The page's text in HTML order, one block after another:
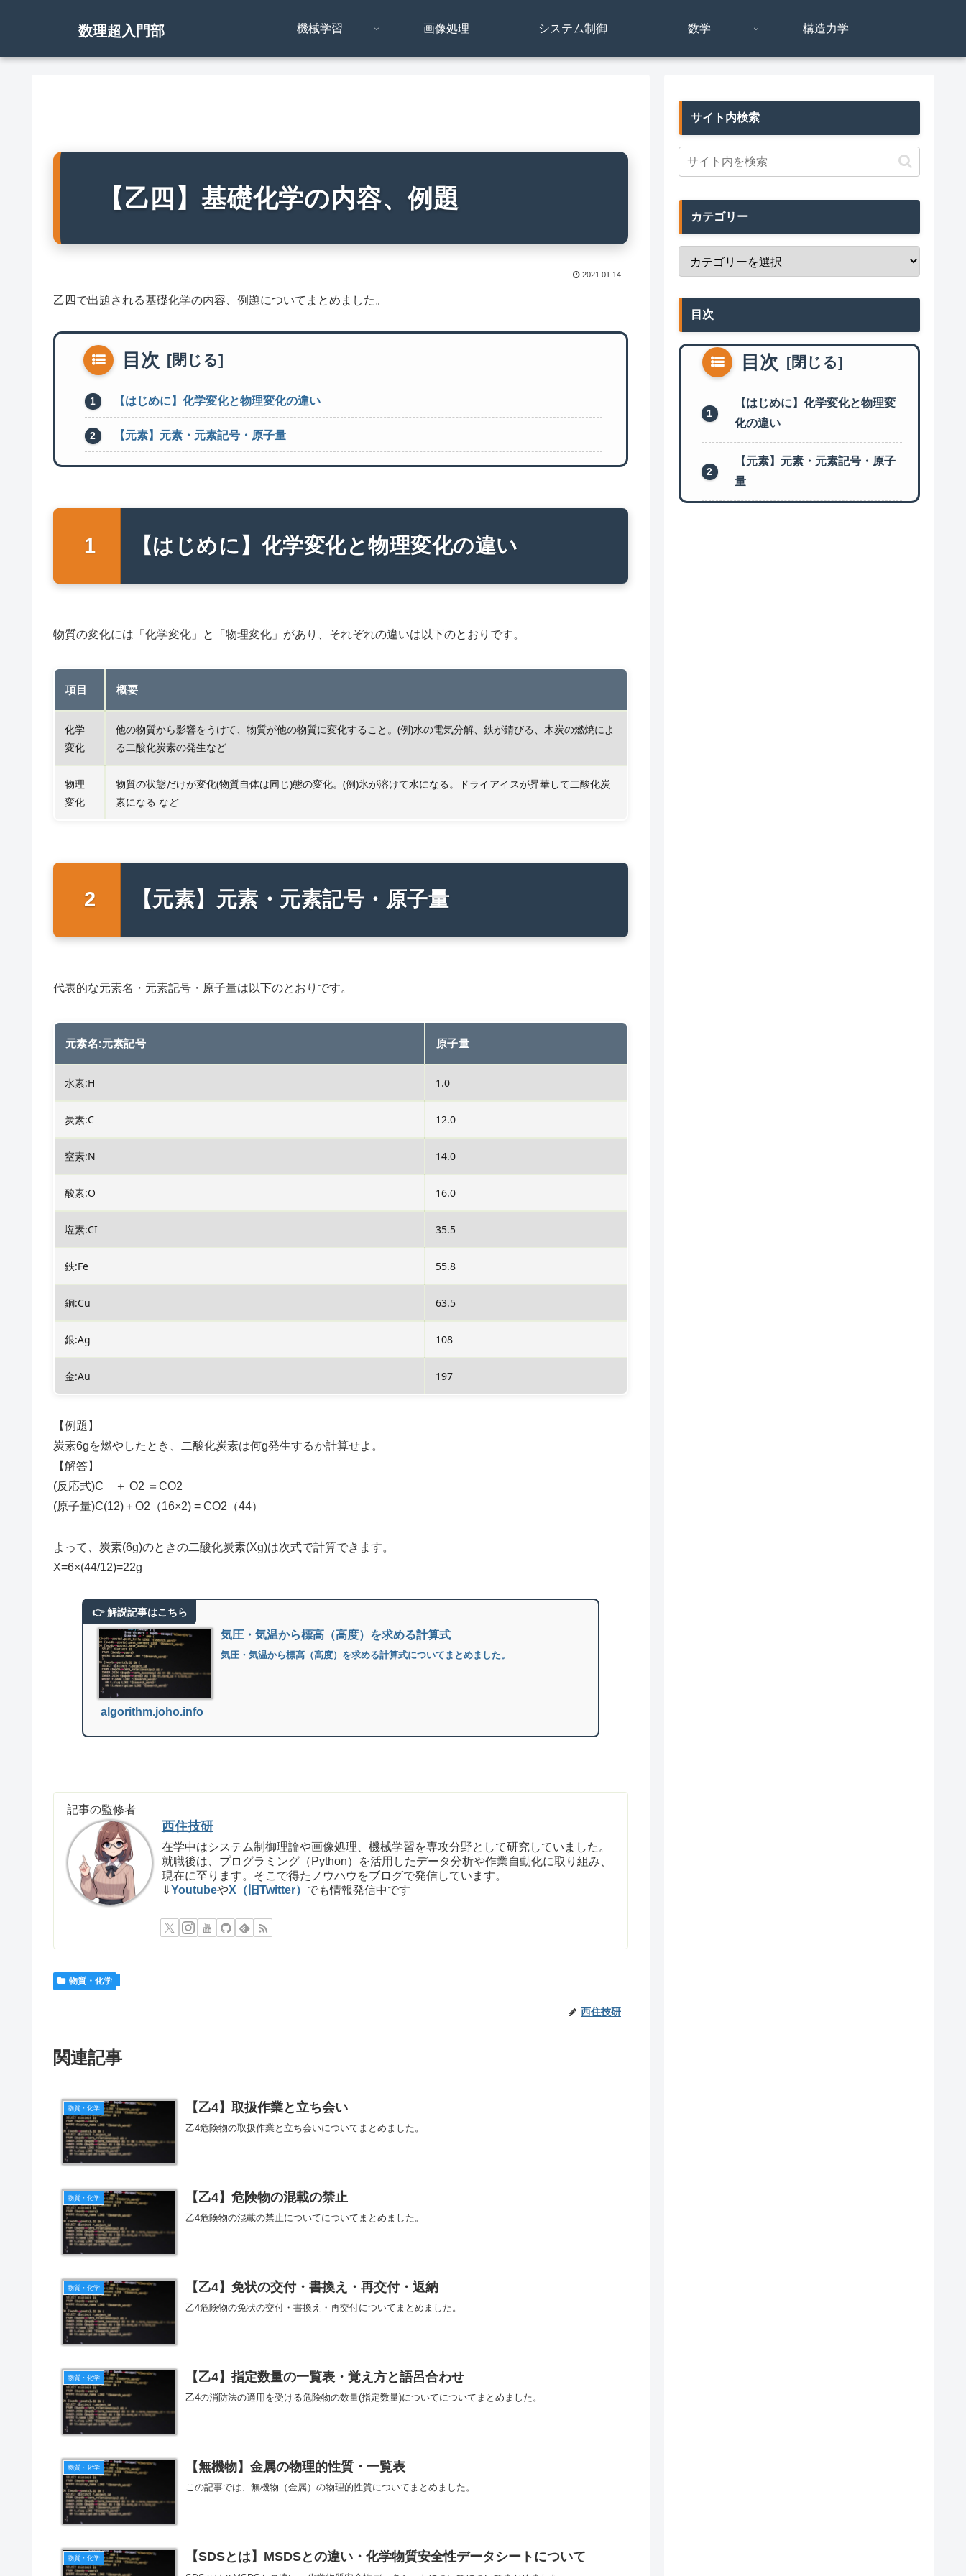
数理超入門部 機械学習 画像処理 システム制御 数学 構造力学
【乙四】基礎化学の内容、例題
2021.01.14
乙四で出題される基礎化学の内容、例題についてまとめました。
目次
【はじめに】化学変化と物理変化の違い
【元素】元素・元素記号・原子量
【はじめに】化学変化と物理変化の違い
物質の変化には「化学変化」と「物理変化」があり、それぞれの違いは以下のとおりです。
項目 概要
化学
変化
他の物質から影響をうけて、物質が他の物質に変化すること。(例)水の電気分解、鉄が錆びる、木炭の燃焼によ
る二酸化炭素の発生など
物理
変化
物質の状態だけが変化(物質自体は同じ)態の変化。(例)氷が溶けて水になる。ドライアイスが昇華して二酸化炭
素になる など
【元素】元素・元素記号・原子量
代表的な元素名・元素記号・原子量は以下のとおりです。
元素名:元素記号 原子量
水素:H 1.0
炭素:C 12.0
窒素:N 14.0
酸素:O 16.0
塩素:CI 35.5
鉄:Fe 55.8
銅:Cu 63.5
銀:Ag 108
金:Au 197
【例題】
炭素6gを燃やしたとき、二酸化炭素は何g発生するか計算せよ。
【解答】
(反応式)C ＋ O2 ＝CO2
(原子量)C(12)＋O2（16×2) = CO2（44）
よって、炭素(6g)のときの二酸化炭素(Xg)は次式で計算できます。
X=6×(44/12)=22g
気圧・気温から標高（高度）を求める計算式
気圧・気温から標高（高度）を求める計算式についてまとめました。
algorithm.joho.info
記事の監修者
西住技研
在学中はシステム制御理論や画像処理、機械学習を専攻分野として研究していました。
就職後は、プログラミング（Python）を活用したデータ分析や作業自動化に取り組み、
現在に至ります。そこで得たノウハウをブログで発信しています。
⇓YoutubeやX（旧Twitter） でも情報発信中です
物質・化学
西住技研
関連記事
物質・化学 【乙4】取扱作業と立ち会い
乙4危険物の取扱作業と立ち会いについてまとめました。
物質・化学 【乙4】危険物の混載の禁止
乙4危険物の混載の禁止についてについてまとめました。
物質・化学 【乙4】免状の交付・書換え・再交付・返納
乙4危険物の免状の交付・書換え・再交付についてまとめました。
物質・化学 【乙4】指定数量の一覧表・覚え方と語呂合わせ
乙4の消防法の適用を受ける危険物の数量(指定数量)についてについてまとめました。
物質・化学 【無機物】金属の物理的性質・一覧表
この記事では、無機物（金属）の物理的性質についてまとめました。
物質・化学 【SDSとは】MSDSとの違い・化学物質安全性データシートについて
サイト内検索
カテゴリー
目次
目次
【はじめに】化学変化と物理変
化の違い
【元素】元素・元素記号・原子
量